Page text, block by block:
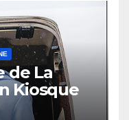
de La
Kiosque